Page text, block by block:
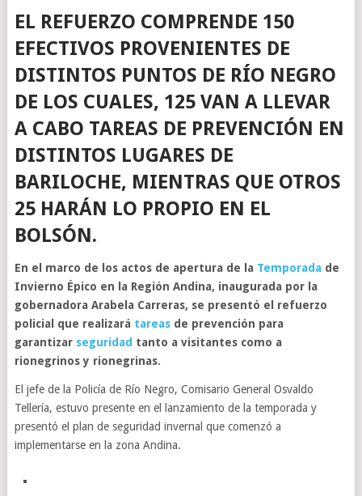
EL REFUERZO COMPRENDE 150
EFECTIVOS PROVENIENTES DE
DISTINTOS PUNTOS DE RÍO NEGRO
DE LOS CUALES, 125 VAN A LLEVAR
A CABO TAREAS DE PREVENCIÓN EN
DISTINTOS LUGARES DE
BARILOCHE, MIENTRAS QUE OTROS
25 HARÁN LO PROPIO EN EL
BOLSÓN.
En el marco de los actos de apertura de la Temporadade
Invierno Épico en la Región Andina, inaugurada por la
gobernadora Arabela Carreras, se presentó el refuerzo
policial que realizará tareasde prevención para
garantizar seguridad tanto a visitantes como a
rionegrinos y rionegrinas.
El jefe de la Policía de Río Negro, Comisario General Osvaldo
Tellería, estuvo presente en el lanzamiento de la temporada y
presentó el plan de seguridad invernal que comenzó a
implementarse en la zona Andina.